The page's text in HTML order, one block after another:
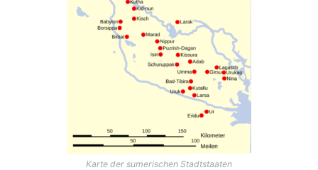
Karte der sumerischen Stadtstaaten